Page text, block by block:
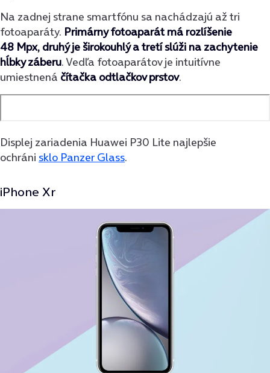
Na zadnej strane smartfónu sa nachádzajú až tri
fotoaparáty. Primárny fotoaparát má rozlíšenie
48 Mpx, druhý je širokouhlý a tretí slúži na zachytenie
hĺbky záberu. Vedľa fotoaparátov je intuitívne
umiestnená čítačka odtlačkov prstov.
Displej zariadenia Huawei P30 Lite najlepšie
ochráni sklo Panzer Glass.
iPhone Xr